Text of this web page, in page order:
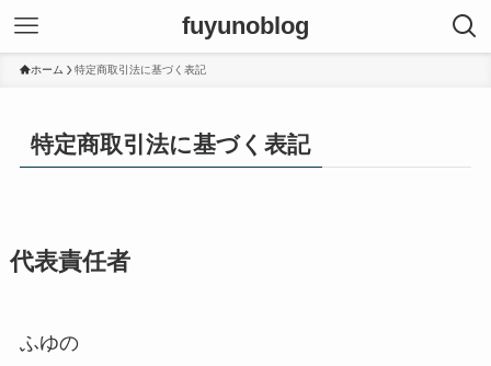
fuyunoblog
ホーム 特定商取引法に基づく表記
特定商取引法に基づく表記
代表責任者
ふゆの